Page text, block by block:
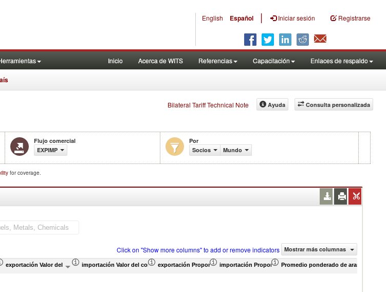
English Español | Iniciar sesión Registrarse
Inicio Acerca de WITS Referencias Capacitación Enlaces de respaldo
Bilateral Tariff Technical Note Consulta personalizada
Ayuda
Flujo comercial
EXPIMP
Por
Socios
Mundo
for coverage.
Click on "Show more columns" to add or remove indicators Mostrar más columnas
exportación Valor del comercio (en miles de US$)importación Valor del comercio (en miles de US$)exportación Proporción de productos (%)importación Proporción de productos (%)
Promedio ponderado de aranceles